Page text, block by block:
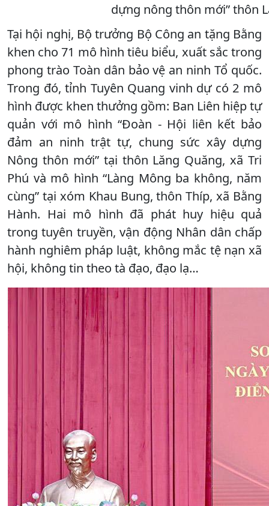
dựng nông thôn mới” thôn
Tại hội nghị, Bộ trưởng Bộ Công an tặng Bằng
khen cho 71 mô hình tiêu biểu, xuất sắc trong
phong trào Toàn dân bảo vệ an ninh Tổ quốc.
Trong đó, tỉnh Tuyên Quang vinh dự có 2 mô
hình được khen thưởng gồm: Ban Liên hiệp tự
quản với mô hình “Đoàn - Hội liên kết bảo
đảm an ninh trật tự, chung sức xây dựng
Nông thôn mới” tại thôn Lăng Quăng, xã Tri
Phú và mô hình “Làng Mông ba không, năm
cùng” tại xóm Khau Bung, thôn Thíp, xã Bằng
Hành. Hai mô hình đã phát huy hiệu quả
trong tuyên truyền, vận động Nhân dân chấp
hành nghiêm pháp luật, không mắc tệ nạn xã
hội, không tin theo tà đạo, đạo lạ…